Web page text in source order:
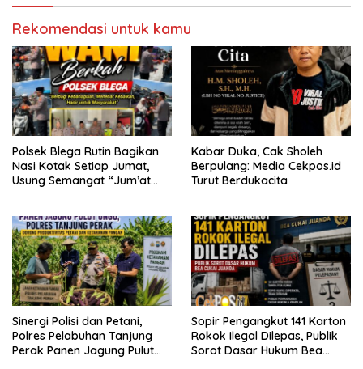
Rekomendasi untuk kamu
Polsek Blega Rutin Bagikan
Nasi Kotak Setiap Jumat,
Usung Semangat “Jum’at
Kabar Duka, Cak Sholeh
Berpulang: Media Cekpos.id
Turut Berdukacita
Sinergi Polisi dan Petani,
Polres Pelabuhan Tanjung
Perak Panen Jagung Pulut
Sopir Pengangkut 141 Karton
Rokok Ilegal Dilepas, Publik
Sorot Dasar Hukum Bea